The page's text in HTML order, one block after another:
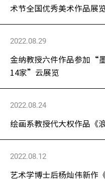
术节全国优秀美术作品展
2022.08.29
金纳教授六件作品参加“
14家”云展览
2022.08.24
绘画系教授代大权作品《
2022.08.12
艺术学博士后杨灿伟新作